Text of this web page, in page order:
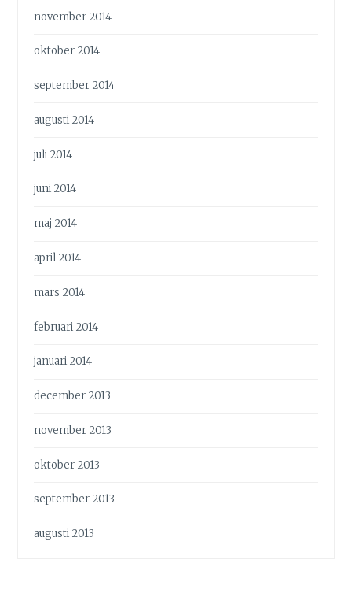
november 2014
oktober 2014
september 2014
augusti 2014
juli 2014
juni 2014
maj 2014
april 2014
mars 2014
februari 2014
januari 2014
december 2013
november 2013
oktober 2013
september 2013
augusti 2013